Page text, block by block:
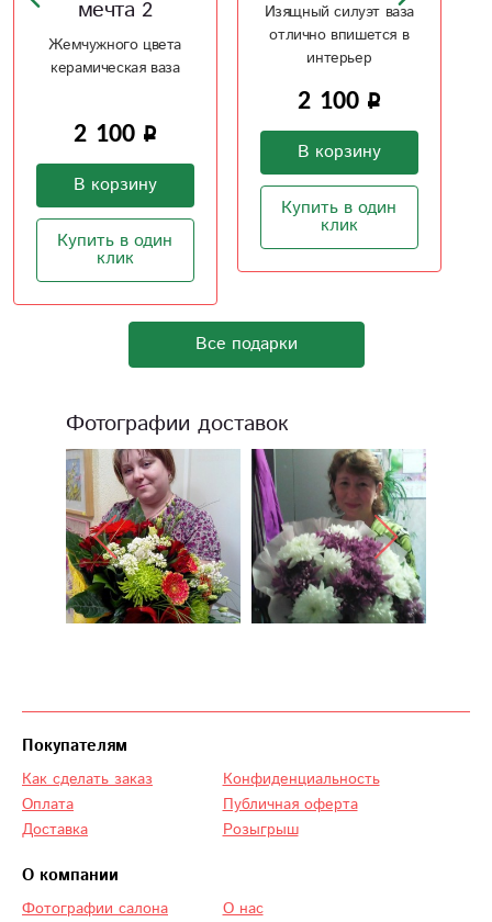
Изящный силуэт ваза
отлично впишется в
интерьер
Купить в один
клик
Отличный подарок на
рождения ребенка
1 900
В корзину
Купить в один
клик
Все подарки
Фотографии доставок
Покупателям
Как сделать заказ
Оплата
Доставка
Конфиденциальность
Публичная оферта
Розыгрыш
О компании
Фотографии салона
О нас